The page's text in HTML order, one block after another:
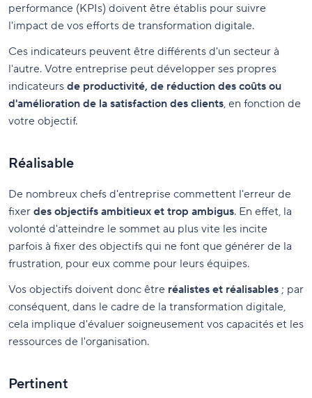
performance (KPIs) doivent être établis pour suivre
l'impact de vos efforts de transformation digitale.
Ces indicateurs peuvent être différents d'un secteur à
l'autre. Votre entreprise peut développer ses propres
indicateurs de productivité, de réduction des coûts ou
d'amélioration de la satisfaction des clients, en fonction de
votre objectif.
Réalisable
De nombreux chefs d'entreprise commettent l'erreur de
fixer des objectifs ambitieux et trop ambigus. En effet, la
volonté d'atteindre le sommet au plus vite les incite
parfois à fixer des objectifs qui ne font que générer de la
frustration, pour eux comme pour leurs équipes.
Vos objectifs doivent donc être réalistes et réalisables ; par
conséquent, dans le cadre de la transformation digitale,
cela implique d'évaluer soigneusement vos capacités et les
ressources de l'organisation.
Pertinent